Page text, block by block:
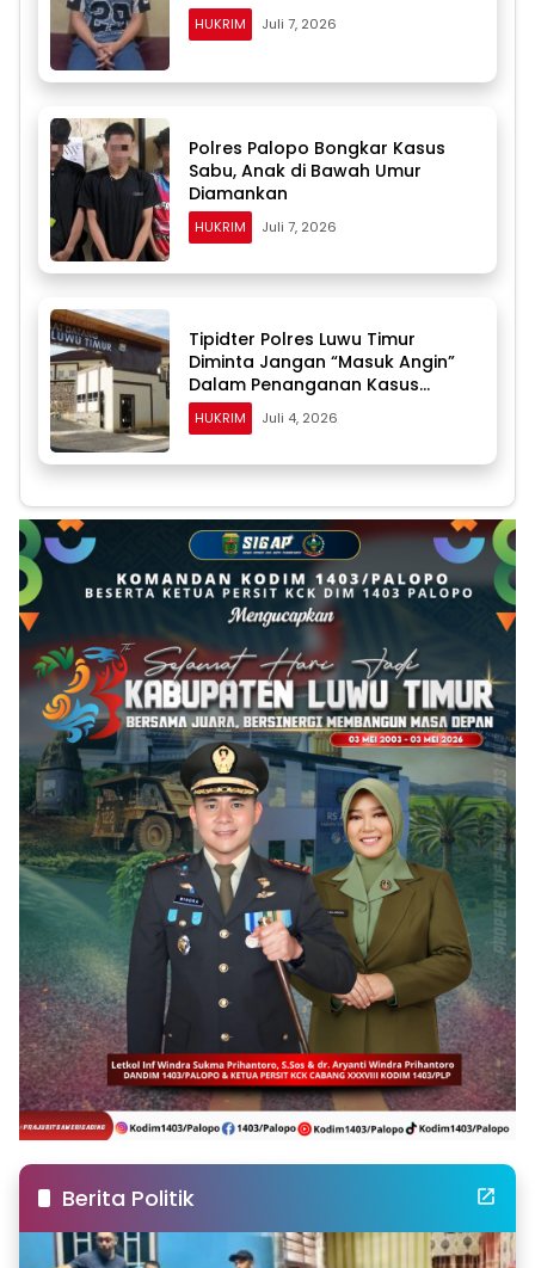
HUKRIM Juli 7, 2026
Polres Palopo Bongkar Kasus
Sabu, Anak di Bawah Umur
Diamankan
HUKRIM Juli 7, 2026
Tipidter Polres Luwu Timur
Diminta Jangan “Masuk Angin”
Dalam Penanganan Kasus
Dugaan Penyalahgunaan BBM
Solar Subsidi
HUKRIM Juli 4, 2026
Berita Politik